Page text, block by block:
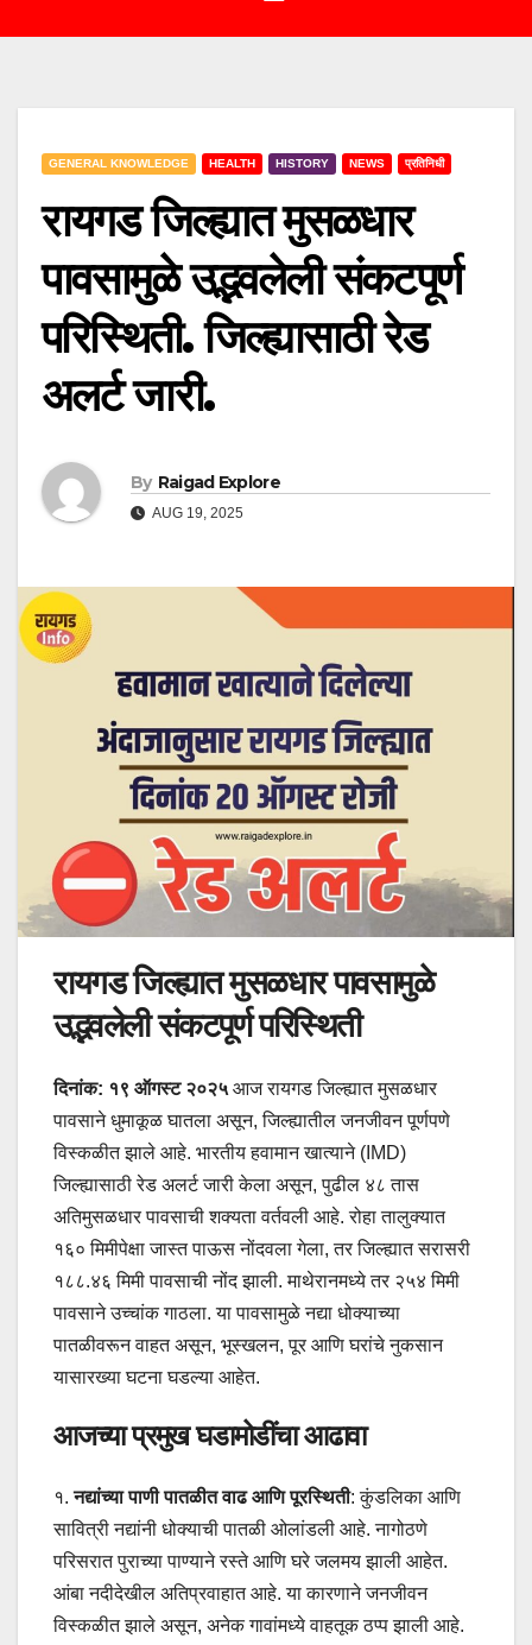
GENERAL KNOWLEDGE HEALTH HISTORY NEWS प्रतिनिधी
रायगड जिल्ह्यात मुसळधार
पावसामुळे उद्भवलेली संकटपूर्ण
परिस्थिती. जिल्ह्यासाठी रेड
अलर्ट जारी.
By Raigad Explore
AUG 19, 2025
रायगड जिल्ह्यात मुसळधार पावसामुळे
उद्भवलेली संकटपूर्ण परिस्थिती
दिनांक: १९ ऑगस्ट २०२५ आज रायगड जिल्ह्यात मुसळधार
पावसाने धुमाकूळ घातला असून, जिल्ह्यातील जनजीवन पूर्णपणे
विस्कळीत झाले आहे. भारतीय हवामान खात्याने (IMD)
जिल्ह्यासाठी रेड अलर्ट जारी केला असून, पुढील ४८ तास
अतिमुसळधार पावसाची शक्यता वर्तवली आहे. रोहा तालुक्यात
१६० मिमीपेक्षा जास्त पाऊस नोंदवला गेला, तर जिल्ह्यात सरासरी
१८८.४६ मिमी पावसाची नोंद झाली. माथेरानमध्ये तर २५४ मिमी
पावसाने उच्चांक गाठला. या पावसामुळे नद्या धोक्याच्या
पातळीवरून वाहत असून, भूस्खलन, पूर आणि घरांचे नुकसान
यासारख्या घटना घडल्या आहेत.
आजच्या प्रमुख घडामोडींचा आढावा
१.नद्यांच्या पाणी पातळीत वाढ आणि पूरस्थिती: कुंडलिका आणि
सावित्री नद्यांनी धोक्याची पातळी ओलांडली आहे. नागोठणे
परिसरात पुराच्या पाण्याने रस्ते आणि घरे जलमय झाली आहेत.
आंबा नदीदेखील अतिप्रवाहात आहे. या कारणाने जनजीवन
विस्कळीत झाले असून, अनेक गावांमध्ये वाहतूक ठप्प झाली आहे.